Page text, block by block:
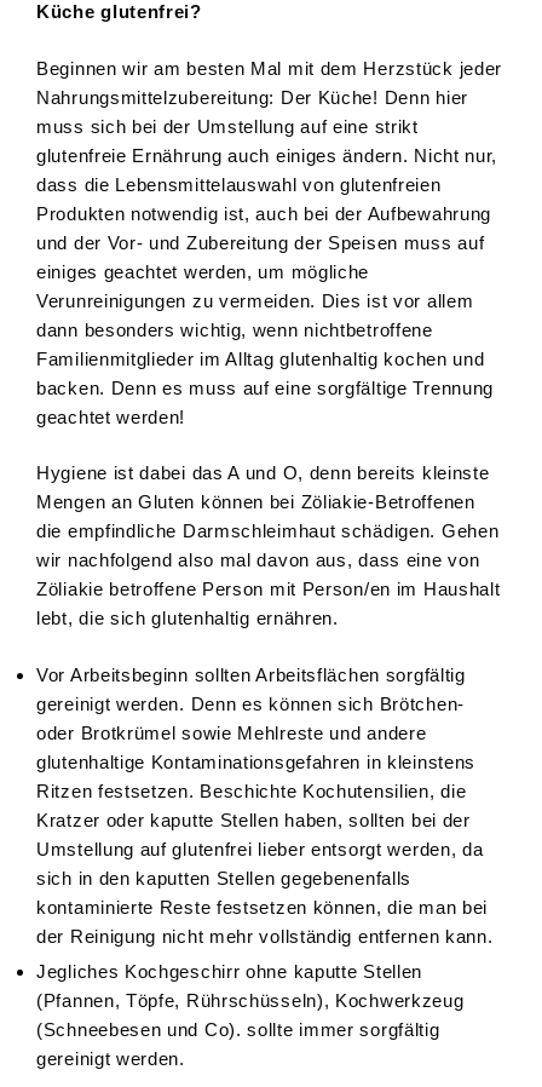
Küche glutenfrei?
Beginnen wir am besten Mal mit dem Herzstück jeder
Nahrungsmittelzubereitung: Der Küche! Denn hier
muss sich bei der Umstellung auf eine strikt
glutenfreie Ernährung auch einiges ändern. Nicht nur,
dass die Lebensmittelauswahl von glutenfreien
Produkten notwendig ist, auch bei der Aufbewahrung
und der Vor- und Zubereitung der Speisen muss auf
einiges geachtet werden, um mögliche
Verunreinigungen zu vermeiden. Dies ist vor allem
dann besonders wichtig, wenn nichtbetroffene
Familienmitglieder im Alltag glutenhaltig kochen und
backen. Denn es muss auf eine sorgfältige Trennung
geachtet werden!
Hygiene ist dabei das A und O, denn bereits kleinste
Mengen an Gluten können bei Zöliakie-Betroffenen
die empfindliche Darmschleimhaut schädigen. Gehen
wir nachfolgend also mal davon aus, dass eine von
Zöliakie betroffene Person mit Person/en im Haushalt
lebt, die sich glutenhaltig ernähren.
Vor Arbeitsbeginn sollten Arbeitsflächen sorgfältig
gereinigt werden. Denn es können sich Brötchen-
oder Brotkrümel sowie Mehlreste und andere
glutenhaltige Kontaminationsgefahren in kleinstens
Ritzen festsetzen. Beschichte Kochutensilien, die
Kratzer oder kaputte Stellen haben, sollten bei der
Umstellung auf glutenfrei lieber entsorgt werden, da
sich in den kaputten Stellen gegebenenfalls
kontaminierte Reste festsetzen können, die man bei
der Reinigung nicht mehr vollständig entfernen kann.
Jegliches Kochgeschirr ohne kaputte Stellen
(Pfannen, Töpfe, Rührschüsseln), Kochwerkzeug
(Schneebesen und Co). sollte immer sorgfältig
gereinigt werden.